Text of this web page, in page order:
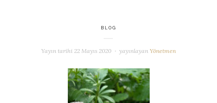
BLOG
Yayın tarihi 22 Mayıs 2020 yayınlayanYönetmen